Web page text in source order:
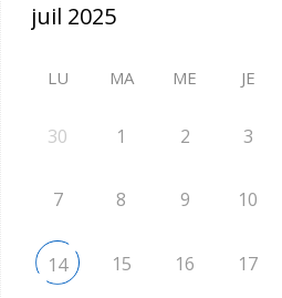
LU MA ME JE
30 1 2 3
7 8 9 10
14 15 16 17